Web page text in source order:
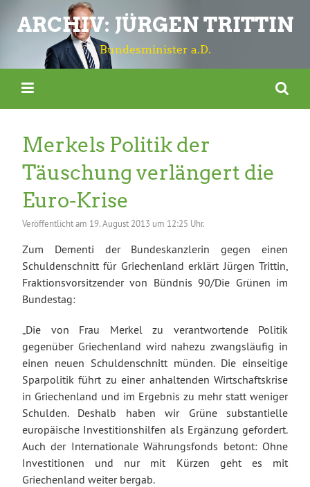
ARCHIV: JÜRGEN TRITTIN
Bundesminister a.D.
Merkels Politik der
Täuschung verlängert die
Euro-Krise
Veröffentlicht am 19. August 2013 um 12:25 Uhr.
Zum Dementi der Bundeskanzlerin gegen einen
Schuldenschnitt für Griechenland erklärt Jürgen Trittin,
Fraktionsvorsitzender von Bündnis 90/Die Grünen im
Bundestag:
„Die von Frau Merkel zu verantwortende Politik
gegenüber Griechenland wird nahezu zwangsläufig in
einen neuen Schuldenschnitt münden. Die einseitige
Sparpolitik führt zu einer anhaltenden Wirtschaftskrise
in Griechenland und im Ergebnis zu mehr statt weniger
Schulden. Deshalb haben wir Grüne substantielle
europäische Investitionshilfen als Ergänzung gefordert.
Auch der Internationale Währungsfonds betont: Ohne
Investitionen und nur mit Kürzen geht es mit
Griechenland weiter bergab.